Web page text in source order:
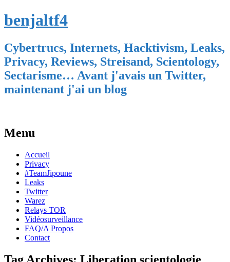
benjaltf4
Cybertrucs, Internets, Hacktivism, Leaks,
Privacy, Reviews, Streisand, Scientology,
Sectarisme… Avant j'avais un Twitter,
maintenant j'ai un blog
Menu
Skip
content
Accueil
Privacy
#TeamJipoune
Leaks
Twitter
Warez
Relays TOR
Vidéosurveillance
FAQ/A Propos
Contact
Tag Archives: Liberation scientologie